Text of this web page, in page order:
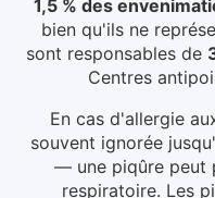
1,5 % des
bien qu'ils ne
sont responsables de
Centres
En cas d'allergie
souvent ignorée
— une piqûre peut
respiratoire. Les